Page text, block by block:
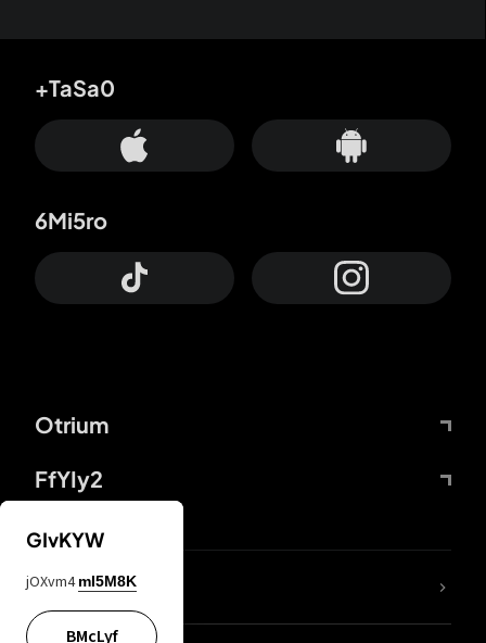
Otrium
FfYIy2
+TaSa0
6Mi5ro
DDcvSo
GIvKYW
jOXvm4 mI5M8K
BMcLyf